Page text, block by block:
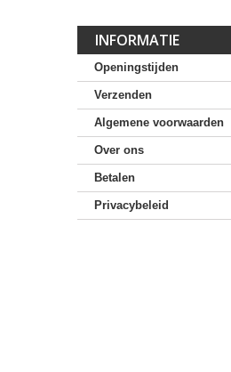
INFORMATIE
Openingstijden
Verzenden
Algemene voorwaarden
Over ons
Betalen
Privacybeleid